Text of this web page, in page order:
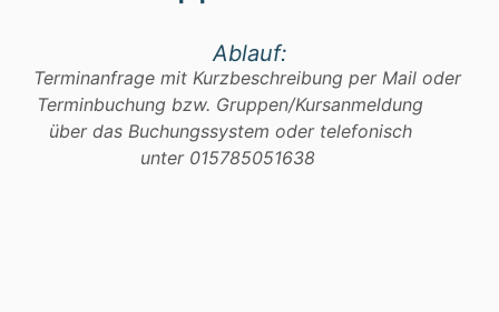
Ablauf:
Terminanfrage mit Kurzbeschreibung per Mail oder
Terminbuchung bzw. Gruppen/Kursanmeldung
über das Buchungssystem oder telefonisch
unter 015785051638